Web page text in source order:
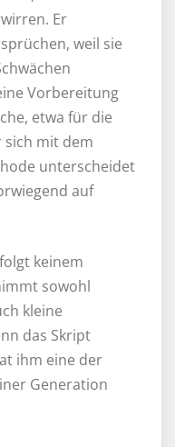
Er
weil sie
Vorbereitung
etwa für die
sich mit dem
unterscheidet
auf
keinem
sowohl
kleine
das Skript
ihm eine der
Generation